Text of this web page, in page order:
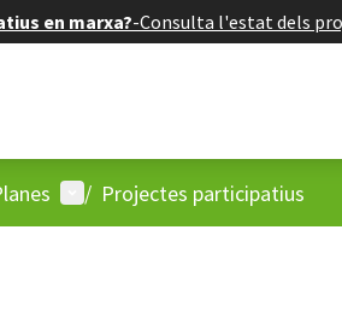
en marxa?-Consulta l'estat dels
Menú d'usuari
/ Projectes participatius